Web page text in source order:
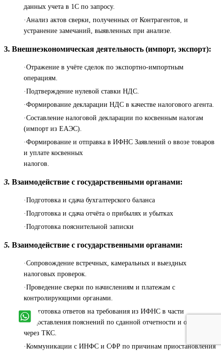
данных учета в 1С по запросу.
·Анализ актов сверки, полученных от Контрагентов, и
устранение замечаний, выявленных при анализе.
3. Внешнеэкономическая деятельность (импорт, экспорт):
·Отражение в учёте сделок по экспортно-импортным
операциям.
·Подтверждение нулевой ставки НДС.
·Формирование декларации НДС в качестве налогового агента.
·Составление налоговой декларации по косвенным налогам
(импорт из ЕАЭС).
·Формирование и отправка в ИФНС Заявлений о ввозе товаров
и уплате косвенных
налогов.
3. Взаимодействие с государственными органами:
·Подготовка и сдача бухгалтерского баланса
·Подготовка и сдача отчёта о прибылях и убытках
·Подготовка пояснительной записки
5. Взаимодействие с государственными органами:
·Сопровождение встречных, камеральных и выездных
налоговых проверок.
·Проведение сверки по начислениям и платежам с
контролирующими органами.
·Подготовка ответов на требования из ИФНС в части
предоставления пояснений по сданной отчетности и отправка
через ТКС.
·Коммуникации с ИНФС и СФР по причинам приостановления